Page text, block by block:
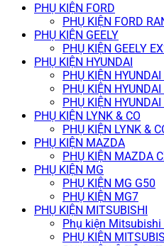
PHỤ KIỆN FORD
PHỤ KIỆN FORD
PHỤ KIỆN GEELY
PHỤ KIỆN GEELY
PHỤ KIỆN HYUNDAI
PHỤ KIỆN
PHỤ KIỆN
PHỤ KIỆN
PHỤ KIỆN LYNK & CO
PHỤ KIỆN LYNK &
PHỤ KIỆN MAZDA
PHỤ KIỆN MAZDA
PHỤ KIỆN MG
PHỤ KIỆN MG G50
PHỤ KIỆN MG7
PHỤ KIỆN MITSUBISHI
Phụ kiện
PHỤ KIỆN